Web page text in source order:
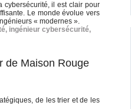
cybersécurité, il est clair pour
Le monde évolue vers
« modernes ».
, ingénieur cybersécurité,
de Maison Rouge
de les trier et de les